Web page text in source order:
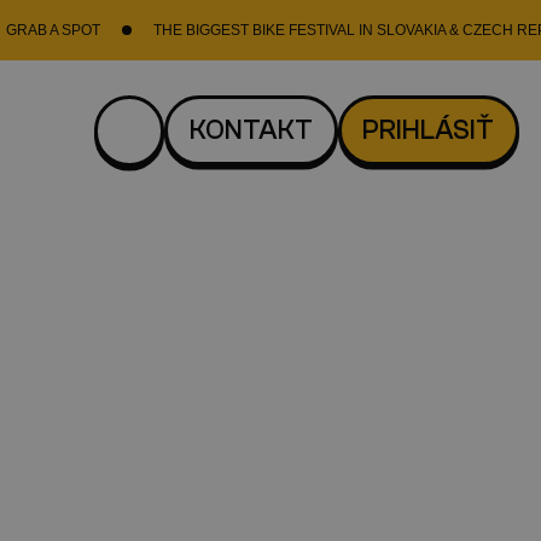
THE BIGGEST BIKE FESTIVAL IN SLOVAKIA & CZECH REPUBLIC
KONTAKT PRIHLÁSIŤ